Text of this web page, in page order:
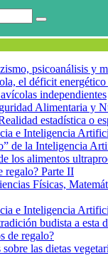
psicoanálisis y
el déficit
independientes
Alimentaria y
estadística o
e Inteligencia
de la Inteligencia
los alimentos
regalo? Parte II
Físicas,
e Inteligencia
budista a esta
de regalo?
las dietas